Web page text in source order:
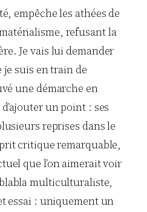
empêche les athées de
refusant la
Je vais lui demander
je suis en train de
une démarche en
un point : ses
reprises dans le
critique remarquable,
que l’on aimerait voir
multiculturaliste,
essai : uniquement un